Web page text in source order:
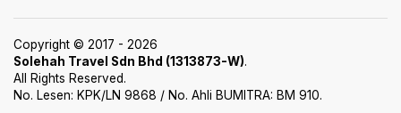
Copyright © 2017 - 2026
Solehah Travel Sdn Bhd (1313873-W).
All Rights Reserved.
No. Lesen: KPK/LN 9868 / No. Ahli BUMITRA: BM 910.